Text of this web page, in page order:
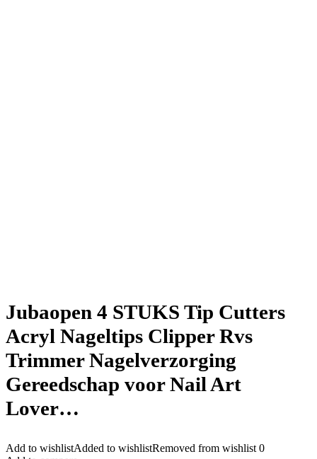
Jubaopen 4 STUKS Tip Cutters
Acryl Nageltips Clipper Rvs
Trimmer Nagelverzorging
Gereedschap voor Nail Art
Lover…
Add to wishlistAdded to wishlistRemoved from wishlist 0